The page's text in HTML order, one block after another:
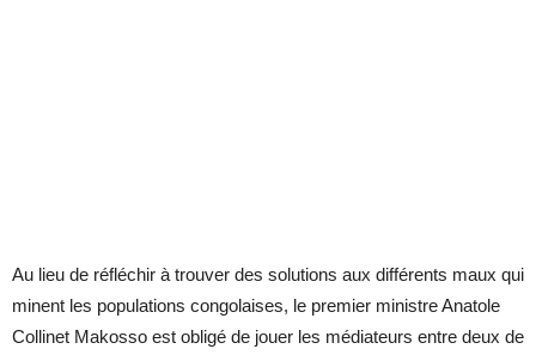
Au lieu de réfléchir à trouver des solutions aux différents maux qui
minent les populations congolaises, le premier ministre Anatole
Collinet Makosso est obligé de jouer les médiateurs entre deux de